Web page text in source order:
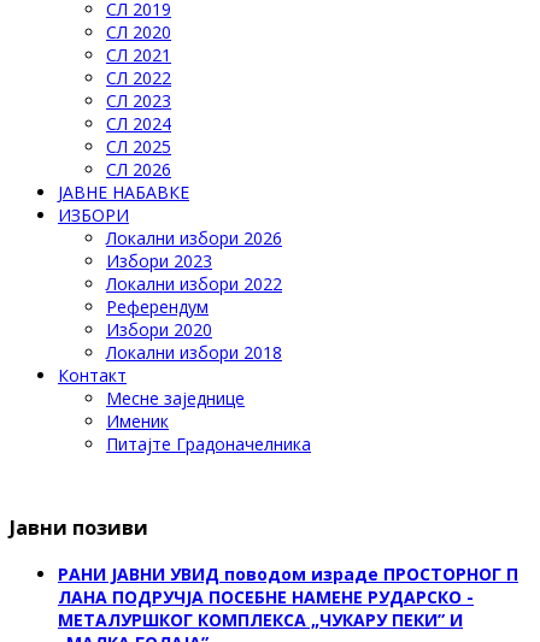
СЛ 2019
СЛ 2020
СЛ 2021
СЛ 2022
СЛ 2023
СЛ 2024
СЛ 2025
СЛ 2026
ЈАВНЕ НАБАВКЕ
ИЗБОРИ
Локални избори 2026
Избори 2023
Локални избори 2022
Референдум
Избори 2020
Локални избори 2018
Контакт
Месне заједнице
Именик
Питајте Градоначелника
Јавни позиви
РАНИ ЈАВНИ УВИД поводом израде ПРОСТОРНОГ П
ЛАНА ПОДРУЧЈА ПОСЕБНЕ НАМЕНЕ РУДАРСКО -
МЕТАЛУРШКОГ КОМПЛЕКСА „ЧУКАРУ ПЕКИ” И